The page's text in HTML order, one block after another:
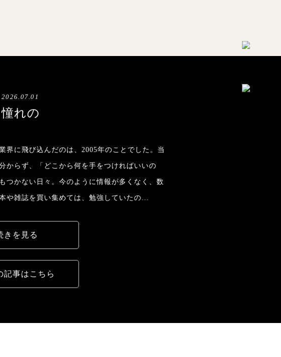
2026.07.01
憧れの
界に飛び込んだのは、2005年のことでした。当
からず、「どこから何を手をつければいいの
つかない日々。今のように情報が多くなく、数
や雑誌を買い集めては、勉強していたの…
きを見る
記事はこちら